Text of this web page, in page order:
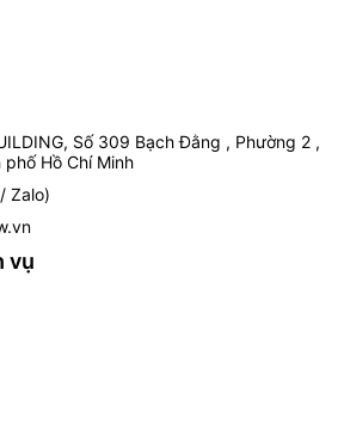
Số 309 Bạch Đằng , Phường 2 ,
phố Hồ Chí Minh
Zalo)
vụ